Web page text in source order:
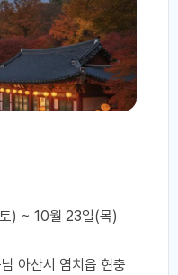
) ~ 10월 23일(목)
아산시 염치읍 현충